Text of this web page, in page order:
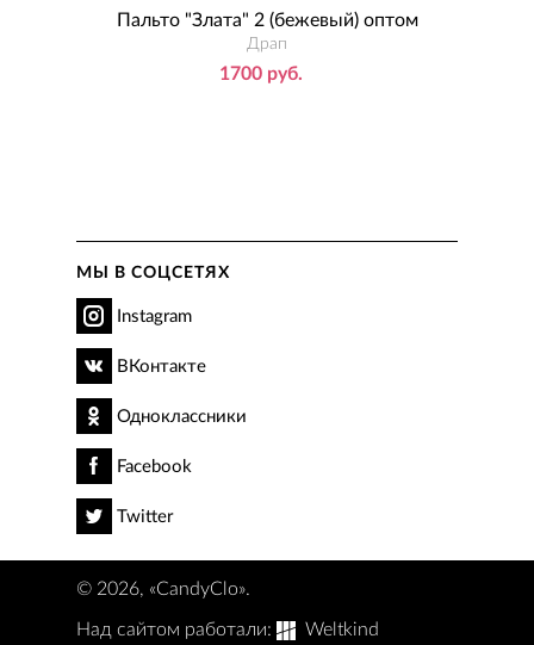
Пальто "Злата" 2 (бежевый) оптом
Драп
1700 руб.
МЫ В СОЦСЕТЯХ
Instagram
ВКонтакте
Одноклассники
Facebook
Twitter
© 2026, «CandyClo».
Над сайтом работали:
Weltkind